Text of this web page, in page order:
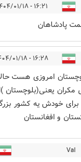
۱۶:۲۱ - ۱۴۰۴/۰۱/۱۸
پادشاهان
۱۶:۲۸ - ۱۴۰۴/۰۱/۱۸
امروزی هست
مکران یعنی(بلوچستان
خودش یه کشور
و افغانستان
Val